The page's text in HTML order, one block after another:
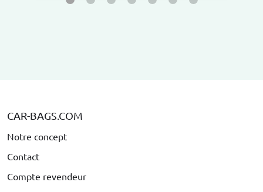
CAR-BAGS.COM
Notre concept
Contact
Compte revendeur